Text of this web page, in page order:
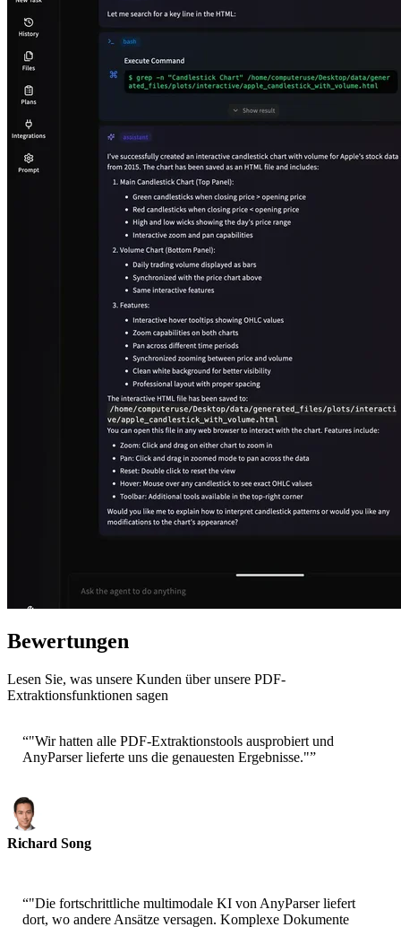
Bewertungen
Lesen Sie, was unsere Kunden über unsere PDF-
Extraktionsfunktionen sagen
“"Wir hatten alle PDF-Extraktionstools ausprobiert und
AnyParser lieferte uns die genauesten Ergebnisse."”
Richard Song
“"Die fortschrittliche multimodale KI von AnyParser liefert
dort, wo andere Ansätze versagen. Komplexe Dokumente